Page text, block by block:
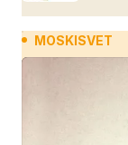
MOSKISVET